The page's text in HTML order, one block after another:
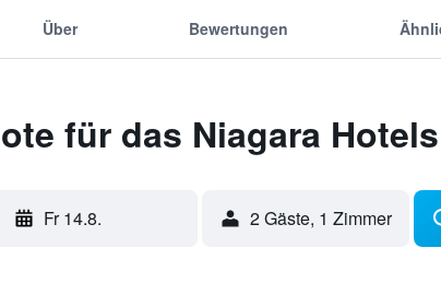
Über Bewertungen
für das Niagara Hotels
Fr 14.8. 2 Gäste, 1 Zimmer